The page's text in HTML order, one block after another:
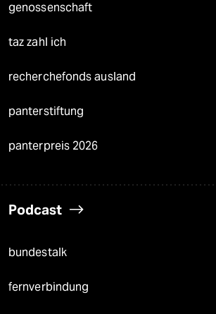
genossenschaft
taz zahl ich
recherchefonds ausland
panterstiftung
panterpreis 2026
Podcast
bundestalk
fernverbindung